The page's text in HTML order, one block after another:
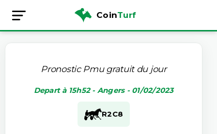
CoinTurf
Pronostic Pmu gratuit du jour
Depart à 15h52 - Angers - 01/02/2023
R2C8